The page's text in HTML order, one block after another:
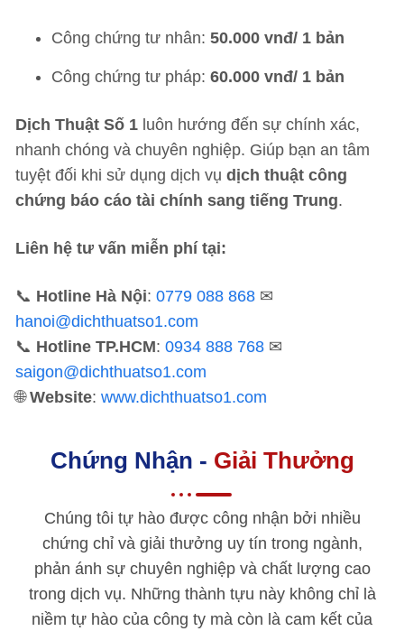
Công chứng tư nhân: 50.000 vnđ/ 1 bản
Công chứng tư pháp: 60.000 vnđ/ 1 bản
Dịch Thuật Số 1 luôn hướng đến sự chính xác,
nhanh chóng và chuyên nghiệp. Giúp bạn an tâm
tuyệt đối khi sử dụng dịch vụ dịch thuật công
chứng báo cáo tài chính sang tiếng Trung.
Liên hệ tư vấn miễn phí tại:
📞 Hotline Hà Nội: 0779 088 868 ✉
hanoi@dichthuatso1.com
📞 Hotline TP.HCM: 0934 888 768 ✉
saigon@dichthuatso1.com
🌐Website: www.dichthuatso1.com
Chứng Nhận - Giải Thưởng
Chúng tôi tự hào được công nhận bởi nhiều
chứng chỉ và giải thưởng uy tín trong ngành,
phản ánh sự chuyên nghiệp và chất lượng cao
trong dịch vụ. Những thành tựu này không chỉ là
niềm tự hào của công ty mà còn là cam kết của